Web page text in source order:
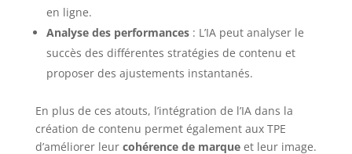
en ligne.
Analyse des performances: L’IA peut analyser le
succès des différentes stratégies de contenu et
proposer des ajustements instantanés.
En plus de ces atouts, l’intégration de l’IA dans la
création de contenu permet également aux TPE
d’améliorer leur cohérence de marqueet leur image.